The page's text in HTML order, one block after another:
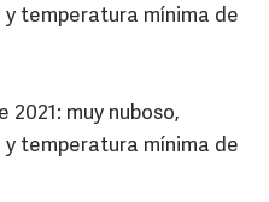
temperatura mínima de
2021: muy nuboso,
temperatura mínima de